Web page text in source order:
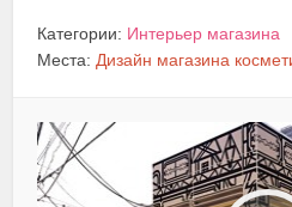
Категории: Интерьер магазина
Места: Дизайн магазина